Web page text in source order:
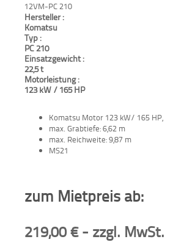
Anbaugeräte
Sonstiges
Sonderaktionen
Aktionen
Anfahrt
12VM-PC 210
Hersteller :
Komatsu
Typ :
PC 210
Einsatzgewicht :
22,5 t
Motorleistung :
123 kW / 165 HP
Komatsu Motor 123 kW/ 165 HP,
max. Grabtiefe: 6,62 m
max. Reichweite: 9,87 m
MS21
zum Mietpreis ab:
219,00€- zzgl. MwSt.